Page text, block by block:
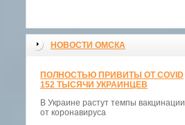
НОВОСТИ ОМСКА
ПОЛНОСТЬЮ ПРИВИТЫ ОТ COVID
152 ТЫСЯЧИ УКРАИНЦЕВ
В Украине растут темпы вакцинации
от коронавируса